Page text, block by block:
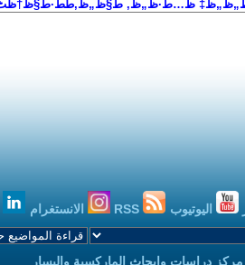
اليوتيوب الانستغرام
مركز دراسات وابحاث الماركسية واليسار